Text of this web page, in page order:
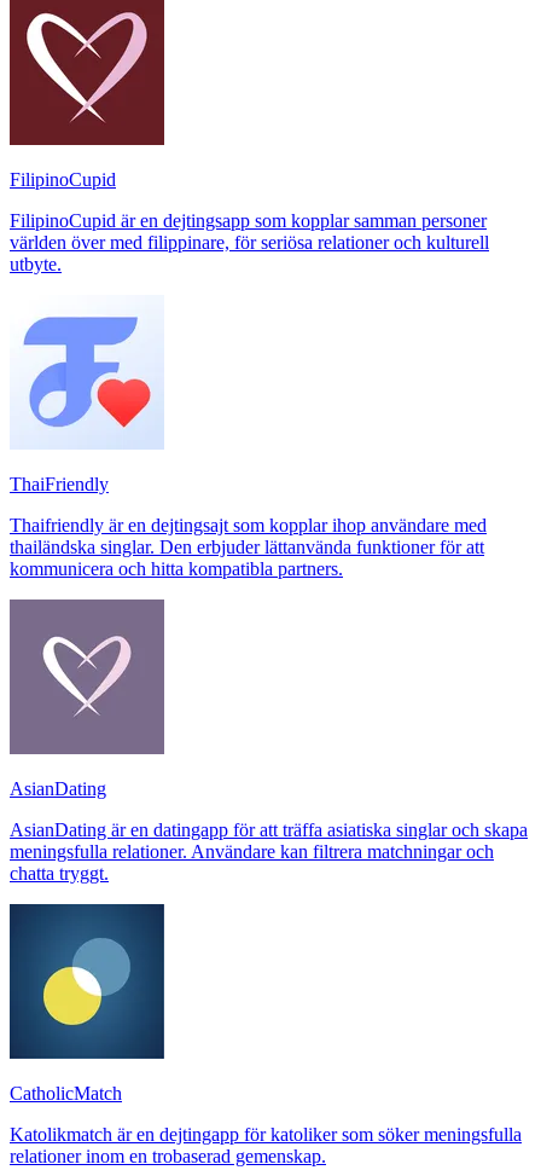
FilipinoCupid
FilipinoCupid är en dejtingsapp som kopplar samman personer
världen över med filippinare, för seriösa relationer och kulturell
utbyte.
ThaiFriendly
Thaifriendly är en dejtingsajt som kopplar ihop användare med
thailändska singlar. Den erbjuder lättanvända funktioner för att
kommunicera och hitta kompatibla partners.
AsianDating
AsianDating är en datingapp för att träffa asiatiska singlar och skapa
meningsfulla relationer. Användare kan filtrera matchningar och
chatta tryggt.
CatholicMatch
Katolikmatch är en dejtingapp för katoliker som söker meningsfulla
relationer inom en trobaserad gemenskap.